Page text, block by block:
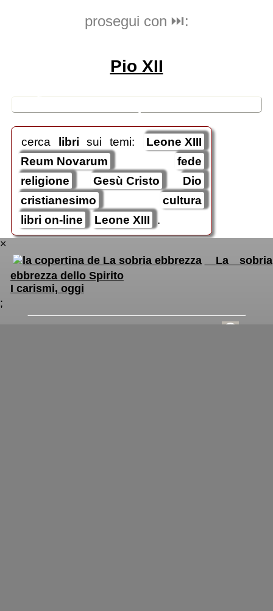
prosegui con ⏭️:
Pio XII
cerca libri sui temi:
Leone XIII
Reum Novarum
fede
religione
Gesù Cristo
Dio
cristianesimo
cultura
libri on-line
Leone XIII .
×
La sobria
ebbrezza dello Spirito
I carismi, oggi
;